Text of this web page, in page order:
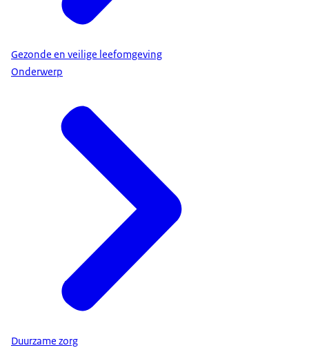
Gezonde en veilige leefomgeving
Onderwerp
Duurzame zorg